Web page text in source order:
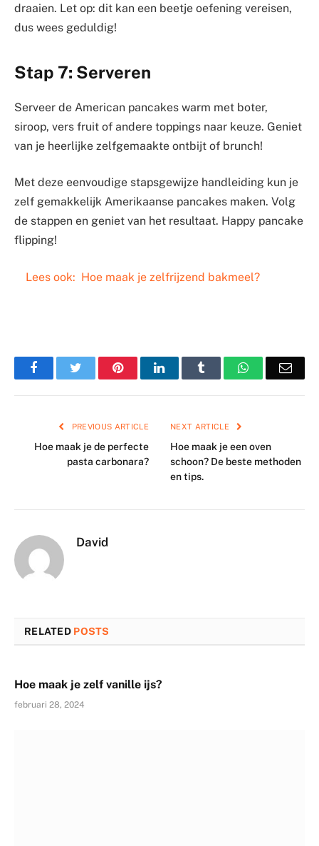
draaien. Let op: dit kan een beetje oefening vereisen,
dus wees geduldig!
Stap 7: Serveren
Serveer de American pancakes warm met boter,
siroop, vers fruit of andere toppings naar keuze. Geniet
van je heerlijke zelfgemaakte ontbijt of brunch!
Met deze eenvoudige stapsgewijze handleiding kun je
zelf gemakkelijk Amerikaanse pancakes maken. Volg
de stappen en geniet van het resultaat. Happy pancake
flipping!
Lees ook: Hoe maak je zelfrijzend bakmeel?
FacebookTwitter PinterestLinkedIn Tumblr WhatsApp
PREVIOUS ARTICLE
Hoe maak je de perfecte
pasta carbonara?
NEXT ARTICLE
Hoe maak je een oven
schoon? De beste methoden
en tips.
David
RELATED POSTS
Hoe maak je zelf vanille ijs?
februari 28, 2024